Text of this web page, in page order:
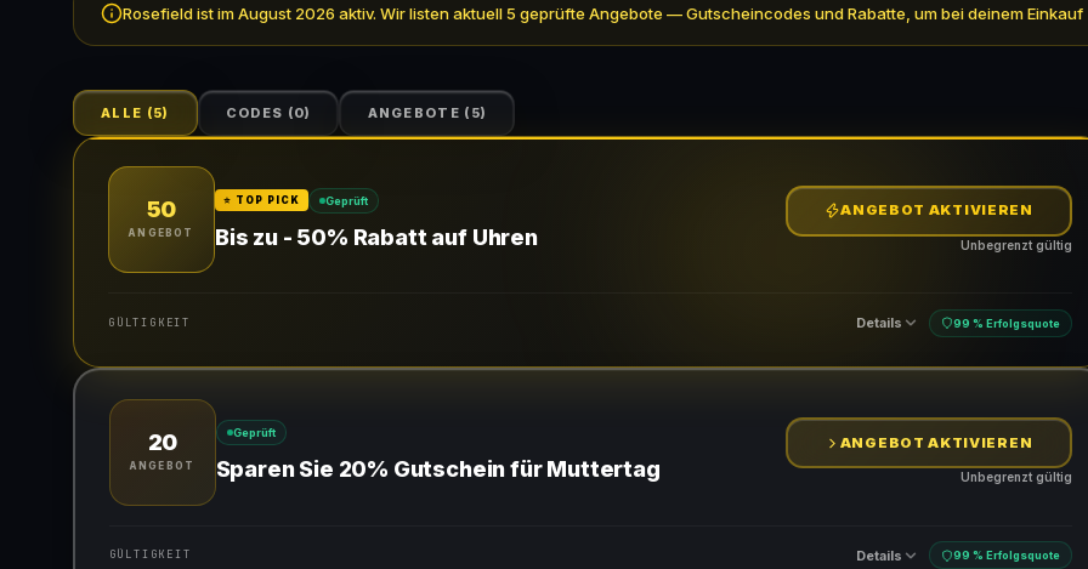
Rosefield ist im August 2026 aktiv. Wir listen aktuell 5 geprüfte Angebote — Gutscheincodes und Rabatte, um bei deinem
ALLE (5) CODES (0) ANGEBOTE ( 5)
50
ANGEBOT
⭐ TOP PICK Geprüft
Bis zu - 50% Rabatt auf Uhren
ANGEBOT AKTIVIEREN
Unbegrenzt gültig
GÜLTIGKEIT Details 99 % Erfolgsquote
Gültig für teilnehmende Produkte
20
ANGEBOT
Geprüft
Sparen Sie 20% Gutschein für Muttertag
ANGEBOT AKTIVIEREN
Unbegrenzt gültig
GÜLTIGKEIT Details 99 % Erfolgsquote